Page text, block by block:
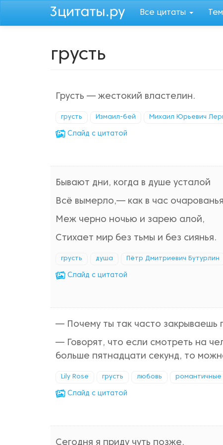
Все цитаты
грусть
Грусть — жестокий властелин.
грусть Измаил-бей Михаил Юрьевич
Cлайд с цитатой
Бывают дни, когда в душе усталой
Всё вымерло,— как в час
Меж черно ночью и зарею алой,
Стихает мир без тьмы и без сиянья.
грусть душа Пётр Дмитриевич Бутурлин
Cлайд с цитатой
— Почему ты так часто закрываешь
— Говорят, что если смотреть на
больше пятнадцати секунд, то
Lily Rose грусть любовь романтичные
Cлайд с цитатой
Сегодня я приду чуть позже,